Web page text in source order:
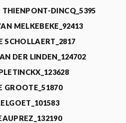
THIENPONT-DINCQ_5395
MELKEBEKE_92413
SCHOLLAERT_2817
DER LINDEN_124702
GROOTE_51870